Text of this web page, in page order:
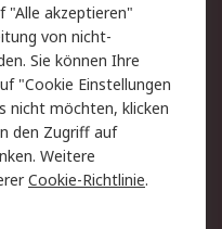
"Alle akzeptieren"
von nicht-
Sie können Ihre
"Cookie Einstellungen
nicht möchten, klicken
den Zugriff auf
Weitere
Cookie-Richtlinie.